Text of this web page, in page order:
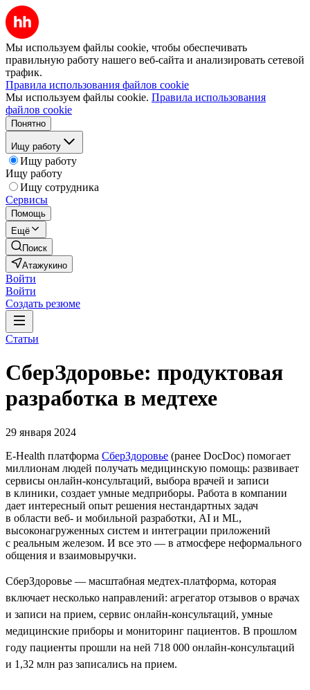
Мы используем файлы cookie, чтобы обеспечивать
правильную работу нашего веб-сайта и анализировать сетевой
трафик.
Правила использования файлов cookie
Мы используем файлы cookie. Правила использования
файлов cookie
Понятно
Ищу работу
Ищу работу
Ищу работу
Ищу сотрудника
Сервисы
Помощь
Ещё
Поиск
Атажукино
Войти
Войти
Создать резюме
Статьи
СберЗдоровье: продуктовая
разработка в медтехе
29 января 2024
E-Health платформа СберЗдоровье (ранее DocDoc) помогает
миллионам людей получать медицинскую помощь: развивает
сервисы онлайн-консультаций, выбора врачей и записи
в клиники, создает умные медприборы. Работа в компании
дает интересный опыт решения нестандартных задач
в области веб- и мобильной разработки, AI и ML,
высоконагруженных систем и интеграции приложений
с реальным железом. И все это — в атмосфере неформального
общения и взаимовыручки.
СберЗдоровье — масштабная медтех-платформа, которая
включает несколько направлений: агрегатор отзывов о врачах
и записи на прием, сервис онлайн-консультаций, умные
медицинские приборы и мониторинг пациентов. В прошлом
году пациенты прошли на ней 718 000 онлайн-консультаций
и 1,32 млн раз записались на прием.